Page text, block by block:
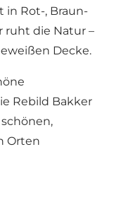
in Rot-, Braun-
ruht die Natur –
Decke.
Rebild Bakker
Orten